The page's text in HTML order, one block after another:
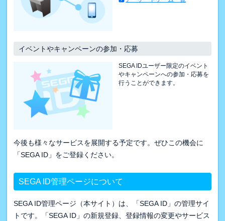
イベントやキャンペーンの参加・応募
SEGA IDユーザー限定のイベント
やキャンペーンへの参加・応募を
行うことができます。
今後も様々なサービスを展開する予定です。ぜひこの機会に
「SEGA ID」をご登録ください。
SEGA ID管理ページについて
SEGA ID管理ページ（本サイト）は、「SEGA ID」の管理サイ
トです。「SEGA ID」の新規登録、登録情報の変更やサービス